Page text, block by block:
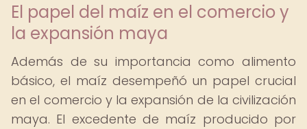
El papel del maíz en el comercio y
la expansión maya
Además de su importancia como alimento
básico, el maíz desempeñó un papel crucial
en el comercio y la expansión de la civilización
maya. El excedente de maíz producido por